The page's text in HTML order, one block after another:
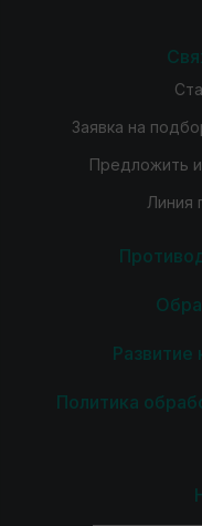
Заявка на
Предложить
Линия
Развитие
Политика